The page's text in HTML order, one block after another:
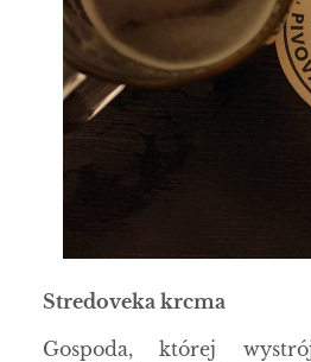
Stredoveka krcma
Gospoda, której